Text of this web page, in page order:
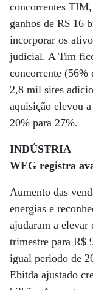
concorrentes
ganhos de R$ 16
incorporar os
judicial. A Tim
concorrente (56%
2,8 mil sites
aquisição elevou
20% para 27%.
INDÚSTRIA
WEG registra
Aumento das
energias e
ajudaram a
trimestre para R$
igual período de
Ebitda ajustado